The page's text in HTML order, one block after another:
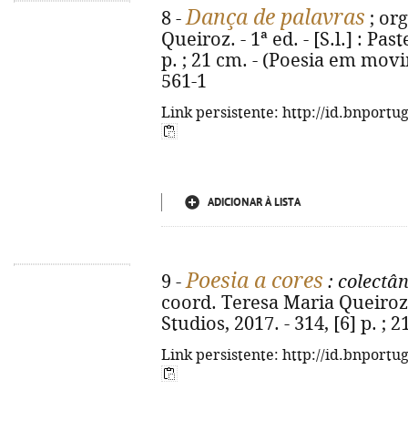
8 -Dança de palavras ;
Queiroz. - 1ª ed. - [S.l.] :
p. ; 21 cm. - (Poesia em
561-1
Link persistente: http://
ADICIONAR À LISTA
9 -Poesia a cores :
coord. Teresa Maria
Studios, 2017. - 314, [6] p. ;
Link persistente: http://